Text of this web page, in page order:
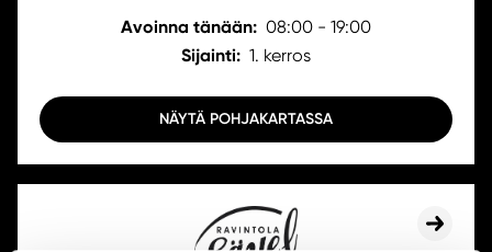
Avoinna tänään: 08:00 - 19:00
Sijainti: 1. kerros
NÄYTÄ POHJAKARTASSA